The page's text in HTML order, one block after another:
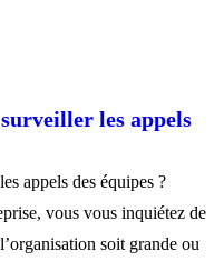
les appels
appels des équipes ?
vous vous inquiétez de
soit grande ou